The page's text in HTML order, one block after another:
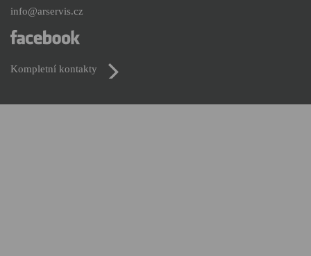
info@arservis.cz
Kompletní kontakty